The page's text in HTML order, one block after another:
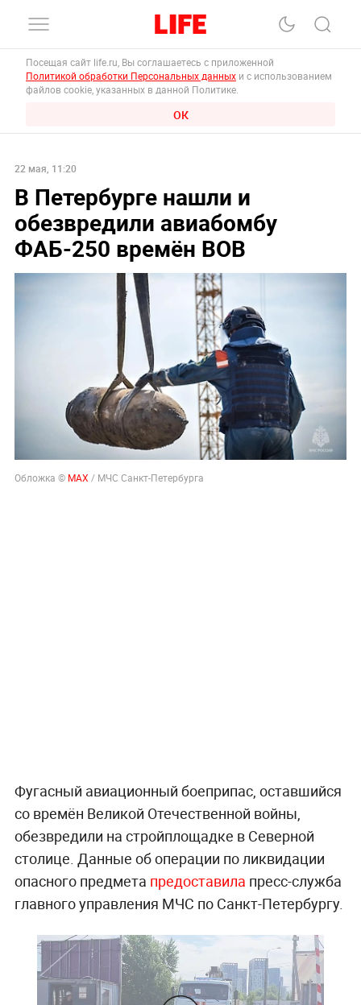
Посещая сайт life.ru, Вы соглашаетесь с приложенной
Политикой обработки Персональных данных и с использованием
файлов cookie, указанных в данной Политике.
ОК
22 мая, 11:20
В Петербурге нашли и
обезвредили авиабомбу
ФАБ-250 времён ВОВ
Обложка © МАХ / МЧС Санкт-Петербурга
Фугасный авиационный боеприпас, оставшийся
со времён Великой Отечественной войны,
обезвредили на стройплощадке в Северной
столице. Данные об операции по ликвидации
опасного предмета предоставила пресс-служба
главного управления МЧС по Санкт-Петербургу.